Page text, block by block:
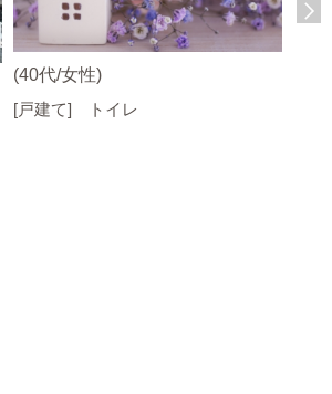
(40代/女性)
[戸建て] トイレ